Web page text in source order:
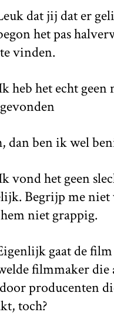
dat jij dat er
het pas
vinden.
heb het echt geen
dan ben ik wel
vond het geen
Begrijp me niet
niet grappig.
gaat de
filmmaker
producenten
toch?